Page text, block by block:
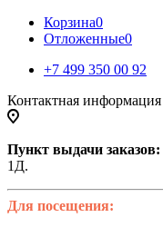
Корзина0
Отложенные0
+7 499 350 00 92
Контактная информация
Пункт выдачи заказов:
1Д.
Для посещения: